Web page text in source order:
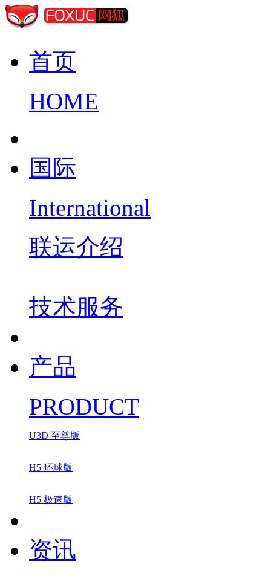
首页
HOME
国际
International
联运介绍
技术服务
产品
PRODUCT
U3D 至尊版
H5 环球版
H5 极速版
资讯